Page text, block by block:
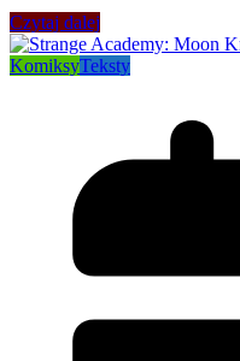
Czytaj dalej
KomiksyTeksty